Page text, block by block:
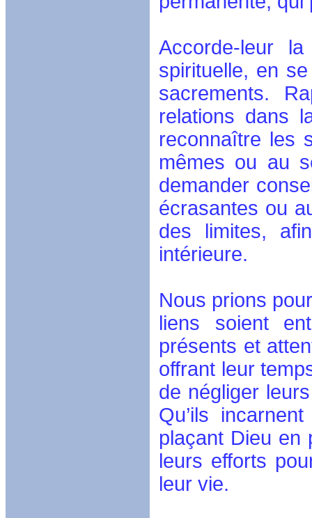
Accorde-leur
spirituelle, en
sacrements.
relations dans
reconnaître les
mêmes ou au
demander
écrasantes ou
des limites,
intérieure.
Nous prions
liens soient
présents et
offrant leur
de négliger
Qu’ils
plaçant Dieu en
leurs efforts
leur vie.